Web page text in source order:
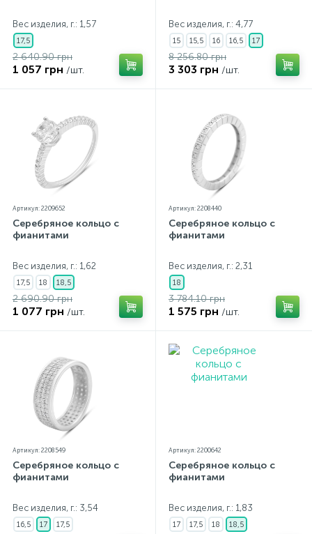
Вес изделия, г.: 1,57
17,5
2 640.90 грн
1 057 грн /шт.
Вес изделия, г.: 4,77
15 15,5 16 16,5 17
8 256.80 грн
3 303 грн /шт.
Артикул: 2209652
Серебряное кольцо с
фианитами
Вес изделия, г.: 1,62
17,5 18 18,5
2 690.90 грн
1 077 грн /шт.
Артикул: 2208440
Серебряное кольцо с
фианитами
Вес изделия, г.: 2,31
18
3 784.10 грн
1 575 грн /шт.
Артикул: 2208549
Серебряное кольцо с
фианитами
Вес изделия, г.: 3,54
16,5 17 17,5
Артикул: 2200642
Серебряное кольцо с
фианитами
Вес изделия, г.: 1,83
17 17,5 18 18,5